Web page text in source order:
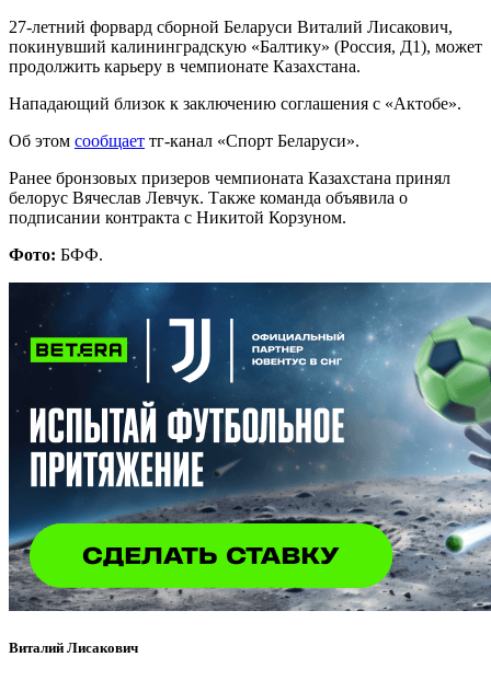
27-летний форвард сборной Беларуси Виталий Лисакович,
покинувший калининградскую «Балтику» (Россия, Д1), может
продолжить карьеру в чемпионате Казахстана.
Нападающий близок к заключению соглашения с «Актобе».
Об этом сообщает тг-канал «Спорт Беларуси».
Ранее бронзовых призеров чемпионата Казахстана принял
белорус Вячеслав Левчук. Также команда объявила о
подписании контракта с Никитой Корзуном.
Фото: БФФ.
Виталий Лисакович